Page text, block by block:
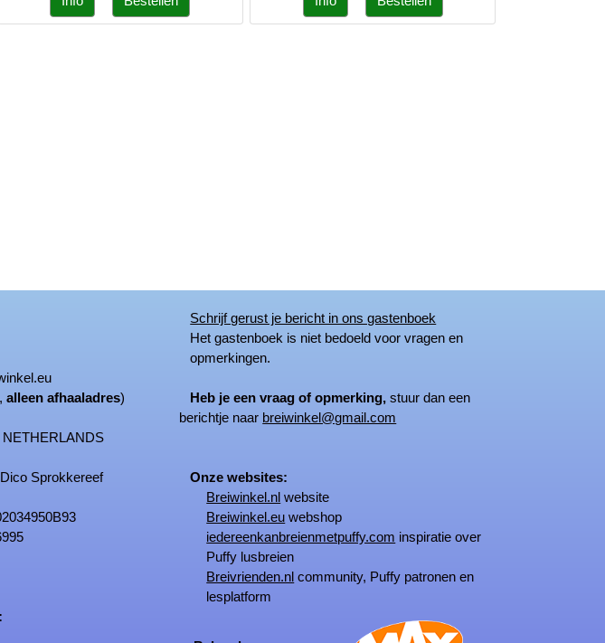
alleen afhaaladres)
Sprokkereef
Schrijf gerust je bericht in ons gastenboek
Het gastenboek is niet bedoeld voor vragen en
opmerkingen.
Heb je een vraag of opmerking, stuur dan een
berichtje naar breiwinkel@gmail.com
Onze websites:
Breiwinkel.nl website
Breiwinkel.eu webshop
iedereenkanbreienmetpuffy.com inspiratie over
Puffy lusbreien
Breivrienden.nl community, Puffy patronen en
lesplatform